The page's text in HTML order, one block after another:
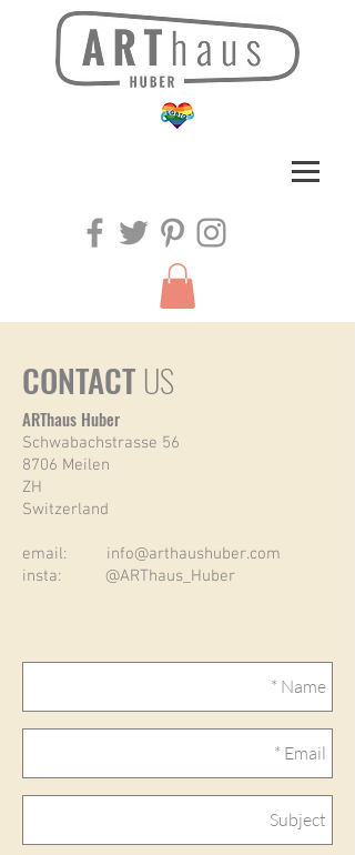
CONTACT US
ARThaus Huber
Schwabachstrasse 56
8706 Meilen
ZH
Switzerland
email: info@arthaushuber.com
insta: @ARThaus_Huber